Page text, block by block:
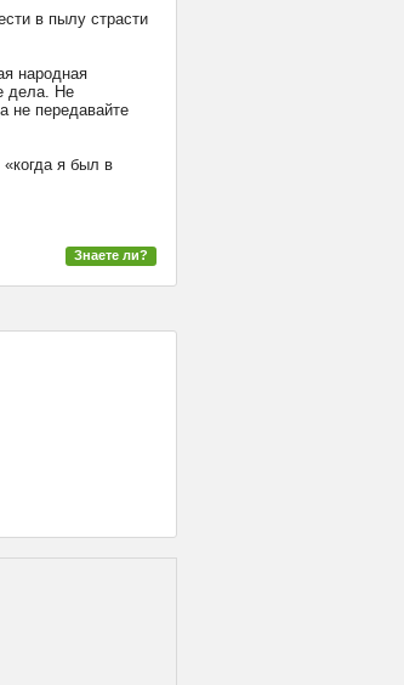
в пылу страсти
народная
дела. Не
не передавайте
я был в
Знаете ли?